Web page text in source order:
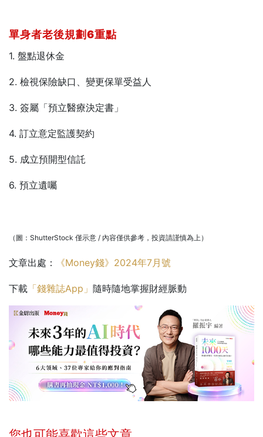
單身者老後規劃6重點
1. 盤點退休金
2. 檢視保險缺口、變更保單受益人
3. 簽屬「預立醫療決定書」
4. 訂立意定監護契約
5. 成立預開型信託
6. 預立遺囑
（圖：ShutterStock 僅示意 / 內容僅供參考，投資請謹慎為上）
文章出處： 《Money錢》2024年7月號
下載 「錢雜誌App」 隨時隨地掌握財經脈動